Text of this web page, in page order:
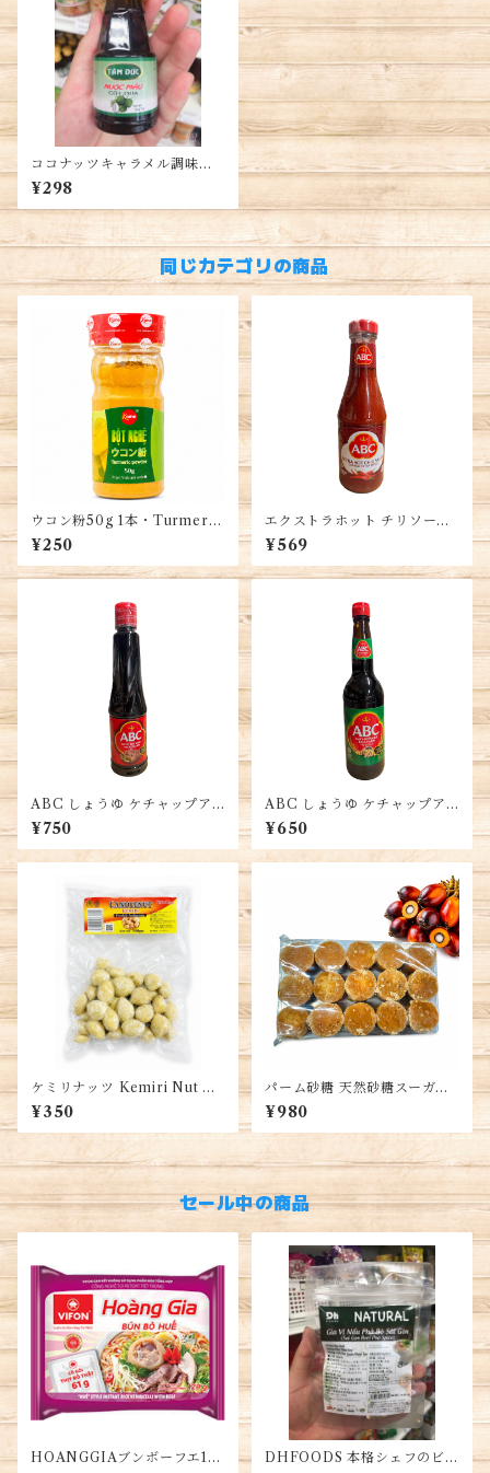
ココナッツキャラメル調味料 1
00g (1本)・Coconut Caram
el Sauce・Nước màu dừa
¥298
同じカテゴリの商品
ウコン粉50g 1本・Turmeric
Powder・Bột Nghệ
¥250
エクストラホット チリソー
ス、インドネシア産 395ml、
EXTRA HOT CHILI SAUC
E, SAMBAL EXTRA PEDAS
¥569
ABC しょうゆ ケチャップア
シン 醬油、品質大豆使用、風
味豊かな調味料、インドネシ
ア産、SOY SAUCE KECAP
¥750
ABC しょうゆ ケチャップア
シン 醬油、品質大豆使用、風
味豊かな調味料、インドネシ
ア産、SOY SAUCE KECAP
¥650
ケミリナッツ Kemiri Nut キ
ャンドルナッツ Candlenut 10
0g インドネシア産 本場アジ
ア料理用 スパイス 調味料 食材
¥350
パーム砂糖 天然砂糖スーガー
業務用 500g入るパック Palm
Sugar, Đường Thốt Nốt
¥980
セール中の商品
HOANGGIAブンボーフエ12
DHFOODS 本格シェフのビー